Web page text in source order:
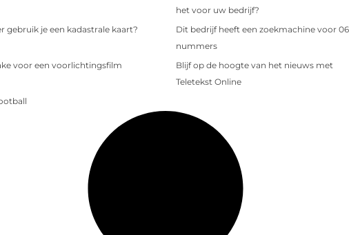
het voor uw bedrijf?
gebruik je een kadastrale kaart?
Dit bedrijf heeft een zoekmachine voor
nummers
voor een voorlichtingsfilm
Blijf op de hoogte van het nieuws met
Teletekst Online